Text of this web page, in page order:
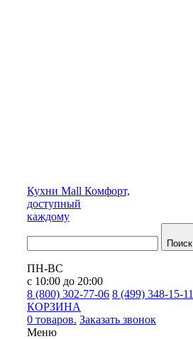
Кухни Mall Комфорт,
доступный
каждому
Поиск
ПН-ВС
с 10:00 до 20:00
8 (800) 302-77-06 8 (499) 348-15-11
КОРЗИНА
0 товаров. Заказать звонок
Меню